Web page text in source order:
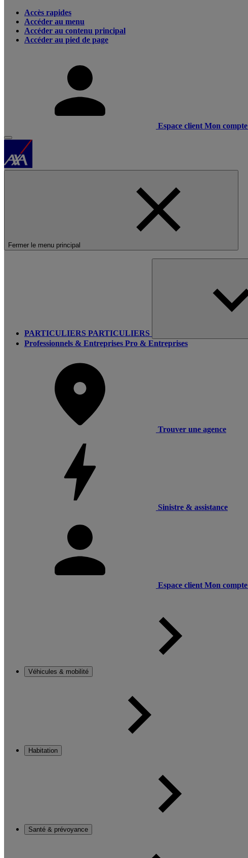
Accès rapides
Accéder au menu
Accéder au contenu principal
Accéder au pied de page
Espace client Mon compte
Fermer le menu principal
PARTICULIERS PARTICULIERS
Professionnels & Entreprises Pro & Entreprises
Trouver une agence
Sinistre & assistance
Espace client Mon compte
Véhicules & mobilité
Habitation
Santé & prévoyance